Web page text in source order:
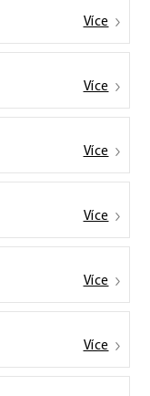
Více
Více
Více
Více
Více
Více